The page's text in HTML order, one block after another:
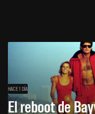
HACE 1 DÍA
El reboot de